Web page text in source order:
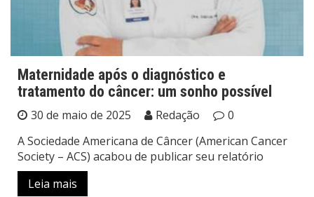
Maternidade após o diagnóstico e
tratamento do câncer: um sonho possível
30 de maio de 2025 Redação
0
A Sociedade Americana de Câncer (American Cancer
Society – ACS) acabou de publicar seu relatório
Leia mais